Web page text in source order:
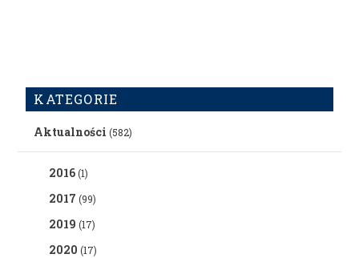
KATEGORIE
Aktualności (582)
2016(1)
2017 (99)
2019 (17)
2020 (17)